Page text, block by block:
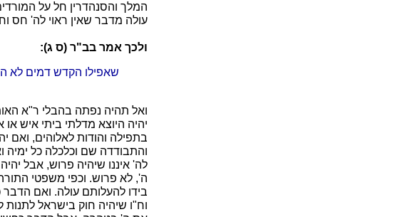
המלך והסנהדרין חל על
עולה מדבר שאין ראוי לה' חס
ולכך אמר בב"ר (ס ג):
שאפילו הקדש דמים לא
ואל תהיה נפתה בהבלי ר"א
יהיה היוצא מדלתי ביתי איש
בתפילה והודות לאלוהים, ואם
והתבודדה שם וכלכלה כל ימיה
לה' איננו שיהיה פרוש, אבל
ה', לא פרוש. וכפי משפטי
בידו להעלותם עולה. ואם הדבר
וח"ו שיהיה חוק בישראל